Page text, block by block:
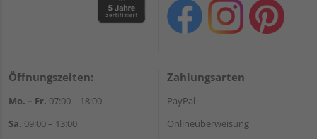
Öffnungszeiten:
Mo. – Fr. 07:00 – 18:00
Sa. 09:00 – 13:00
Zahlungsarten
PayPal
Onlineüberweisung